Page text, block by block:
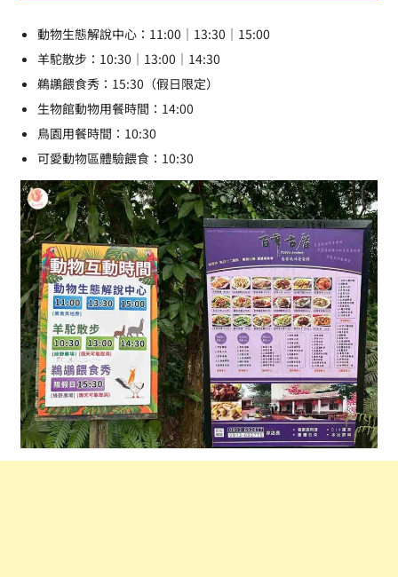
動物生態解說中心：11:00｜13:30｜15:00
羊駝散步：10:30｜13:00｜14:30
鵜鶘餵食秀：15:30（假日限定）
生物館動物用餐時間：14:00
鳥園用餐時間：10:30
可愛動物區體驗餵食：10:30